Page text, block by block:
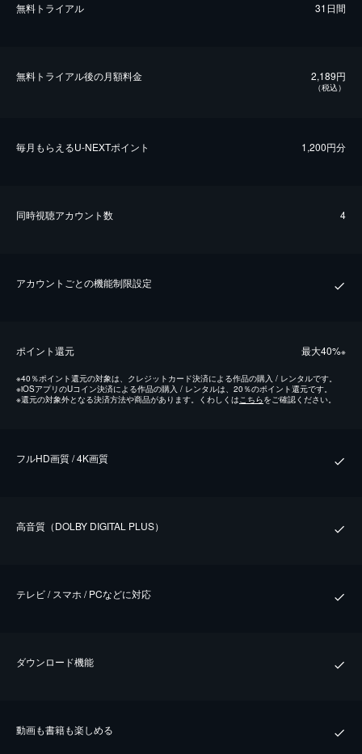
無料トライアル 31日間
無料トライアル後の⽉額料金 2,189円
（税込）
毎⽉もらえるU-NEXTポイント 1,200円分
同時視聴アカウント数 4
アカウントごとの機能制限設定
ポイント還元 最⼤40%※
※40％ポイント還元の対象は、クレジットカード決済による作品の購入 / レンタルです。
※iOSアプリのUコイン決済による作品の購入 / レンタルは、20％のポイント還元です。
※還元の対象外となる決済方法や商品があります。くわしくはこちらをご確認ください。
フルHD画質 / 4K画質
⾼⾳質（DOLBY DIGITAL PLUS）
テレビ / スマホ / PCなどに対応
ダウンロード機能
動画も書籍も楽しめる